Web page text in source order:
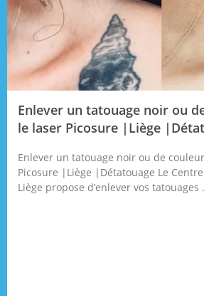
Enlever un tatouage noir ou
le laser Picosure |Liège
Enlever un tatouage noir ou de
Picosure |Liège |Détatouage Le
Liège propose d’enlever vos tatouages